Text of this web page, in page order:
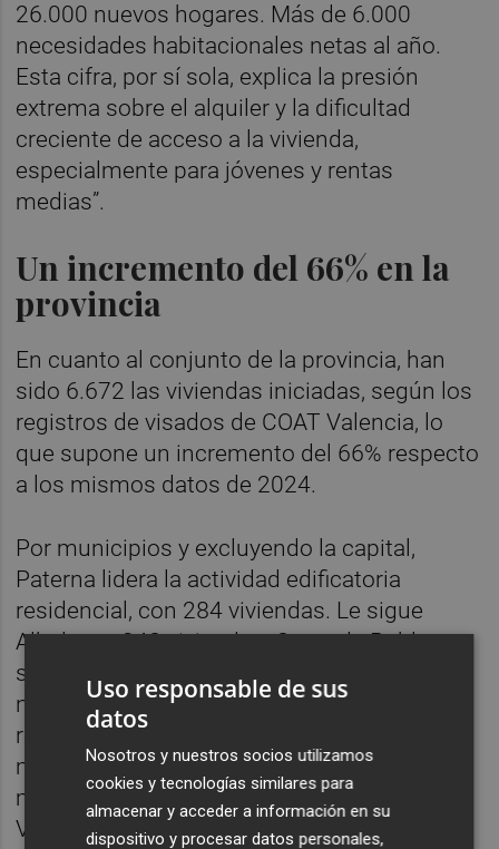
26.000 nuevos hogares. Más de 6.000
necesidades habitacionales netas al año.
Esta cifra, por sí sola, explica la presión
extrema sobre el alquiler y la dificultad
creciente de acceso a la vivienda,
especialmente para jóvenes y rentas
medias”.
Un incremento del 66% en la
provincia
En cuanto al conjunto de la provincia, han
sido 6.672 las viviendas iniciadas, según los
registros de visados de COAT Valencia, lo
que supone un incremento del 66% respecto
a los mismos datos de 2024.
Por municipios y excluyendo la capital,
Paterna lidera la actividad edificatoria
residencial, con 284 viviendas. Le sigue
Albal, con 248 viviendas. Quart de Poblet se
sitúa en tercer lugar, con 165. “Estas cifras
nos confirman cómo la actividad edificatoria
residencial está desplazándose al área
metropolitana, que va concentrando una
mayor demanda de vivienda”, concluye
Vicente Terol.
Uso responsable de sus
datos
Nosotros y nuestros socios utilizamos
cookies y tecnologías similares para
almacenar y acceder a información en su
dispositivo y procesar datos personales,